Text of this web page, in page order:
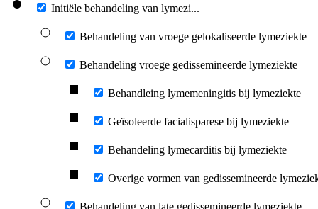
Initiële behandeling van lymezi...
Behandeling van vroege gelokaliseerde lymeziekte
Behandeling vroege gedissemineerde lymeziekte
Behandleing lymemeningitis bij lymeziekte
Geïsoleerde facialisparese bij lymeziekte
Behandeling lymecarditis bij lymeziekte
Overige vormen van gedissemineerde
Behandeling van late gedissemineerde lymeziekte